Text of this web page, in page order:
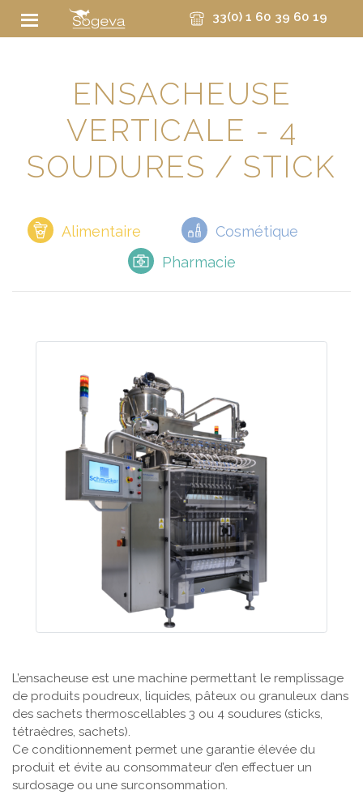
33(0) 1 60 39 60 19
ENSACHEUSE
VERTICALE - 4
SOUDURES / STICK
Alimentaire
Cosmétique
Pharmacie
L’ensacheuse est une machine permettant le remplissage
de produits poudreux, liquides, pâteux ou granuleux dans
des sachets thermoscellables 3 ou 4 soudures (sticks,
tétraèdres, sachets).
Ce conditionnement permet une garantie élevée du
produit et évite au consommateur d’en effectuer un
surdosage ou une surconsommation.